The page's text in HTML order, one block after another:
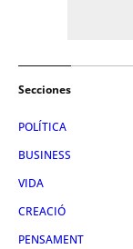
Secciones
POLÍTICA
BUSINESS
VIDA
CREACIÓ
PENSAMENT